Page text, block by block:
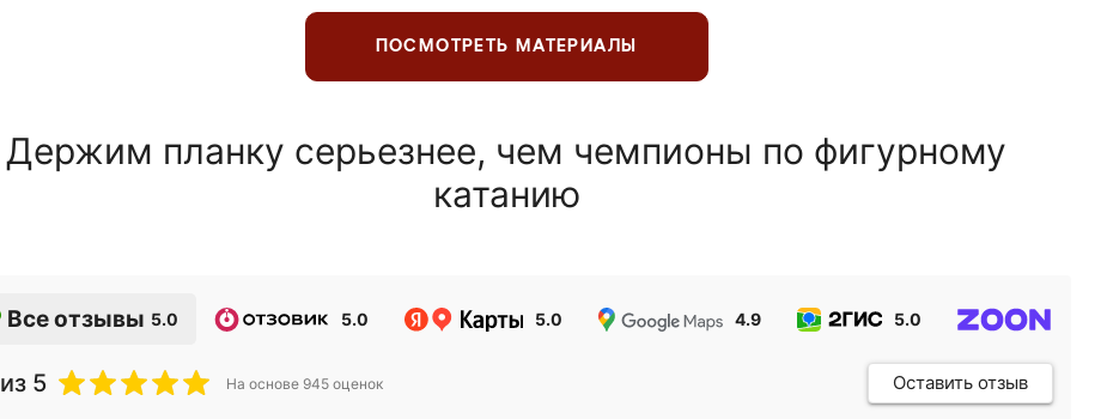
ПОСМОТРЕТЬ МАТЕРИАЛЫ
Держим планку серьезнее, чем чемпионы по фигурному
катанию
Все отзывы 5.0 5.0 5.0 4.9 5.0
из 5 На основе 945 оценок Оставить отзыв